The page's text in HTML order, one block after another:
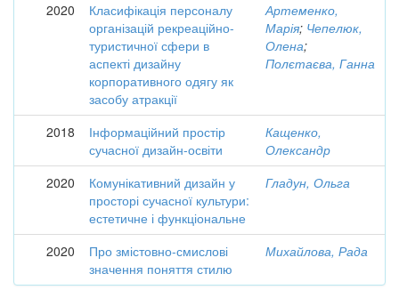
2020
Класифікація персоналу
організацій рекреаційно-
туристичної сфери в
аспекті дизайну
корпоративного одягу як
засобу атракції
Артеменко,
Марія; Чепелюк,
Олена;
Полєтаєва, Ганна
2018
Інформаційний простір
сучасної дизайн-освіти
Кащенко,
Олександр
2020
Комунікативний дизайн у
просторі сучасної культури:
естетичне і функціональне
Гладун, Ольга
2020
Про змістовно-смислові
значення поняття стилю
Михайлова, Рада